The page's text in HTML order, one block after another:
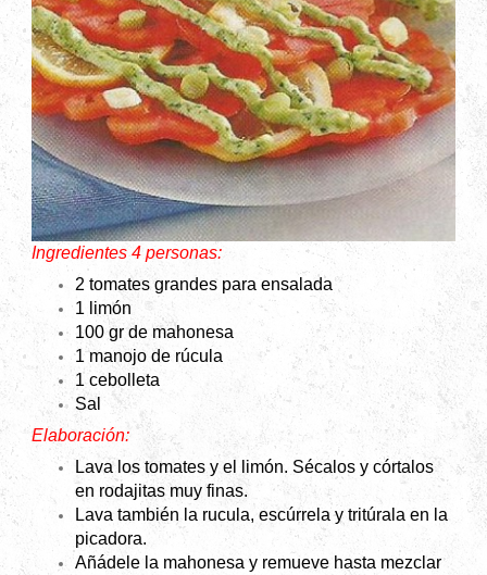
Ingredientes 4 personas:
2 tomates grandes para ensalada
1 limón
100 gr de mahonesa
1 manojo de rúcula
1 cebolleta
Sal
Elaboración:
Lava los tomates y el limón. Sécalos y córtalos
en rodajitas muy finas.
Lava también la rucula, escúrrela y tritúrala en la
picadora.
Añádele la mahonesa y remueve hasta mezclar